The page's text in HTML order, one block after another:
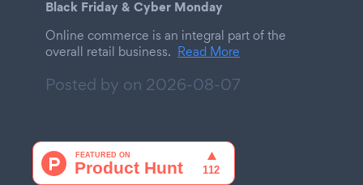
Black Friday & Cyber Monday
Online commerce is an integral part of the
overall retail business. Read More
Posted by on 2026-08-07